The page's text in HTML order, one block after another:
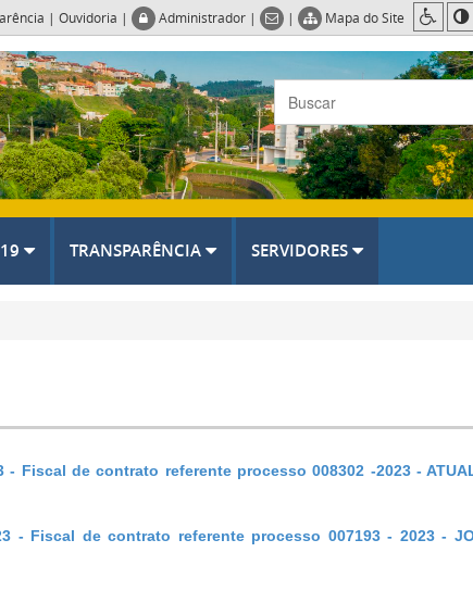
| Ouvidoria | Administrador | | Mapa do Site
TRANSPARÊNCIA SERVIDORES
- Fiscal de contrato referente processo 008302 -2023 -
- Fiscal de contrato referente processo 007193 - 2023 -